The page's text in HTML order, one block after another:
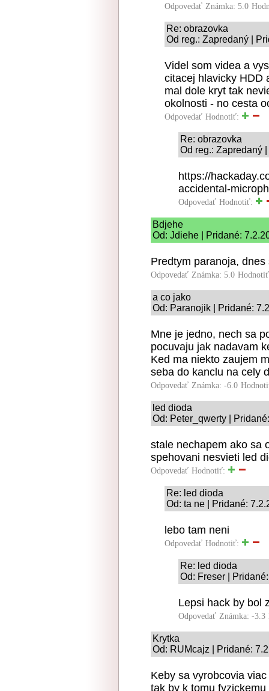
Odpovedať Známka: 5.0
Re: obrazovka
Od reg.: Zapredaný |
Videl som videa a
citacej hlavicky HDD
mal dole kryt tak
okolnosti - no cesta
Odpovedať Hodnotiť:
Re: obrazovka
Od reg.: Zapredaný
https://
accidental-
Odpovedať Hodnotiť:
Bdjehe
Od: Jdiehe | Pridané:
Predtym paranoja,
Odpovedať Známka: 5.0
a co jako
Od: Paranojik | Pridané:
Mne je jedno, nech sa
pocuvaju jak nadavam
Ked ma niekto zaujem
seba do kanclu na cely
Odpovedať Známka: -6.0
led dioda
Od: Peter_qwerty |
stale nechapem ako sa
spehovani nesvieti led
Odpovedať Hodnotiť:
Re: led dioda
Od: ta ne | Pridané:
lebo tam neni
Odpovedať Hodnotiť:
Re: led dioda
Od: Freser |
Lepsi hack by bol
Odpovedať Známka: -3.3
Krytka
Od: RUMcajz | Pridané:
Keby sa vyrobcovia
tak by k tomu